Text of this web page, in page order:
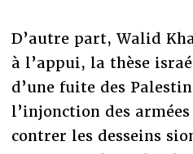
D’autre part, Walid
à l’appui, la thèse
d’une fuite des
l’injonction des armées
contrer les desseins